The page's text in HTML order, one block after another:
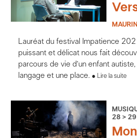
Lauréat du festival Impatience
puissant et délicat nous fait
parcours de vie d’un enfant
langage et une place.
Lire la suite
28 >